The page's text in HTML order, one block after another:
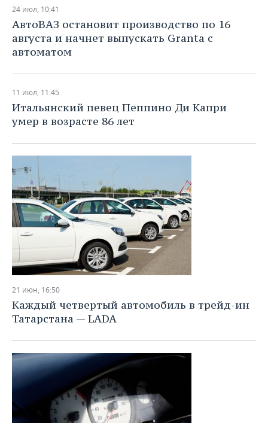
НЕФТЕХИМИЯ
НЕФТЬ
ОПК
РОЗНИЧНАЯ ТОРГОВЛЯ
ТРАНСПОРТ
УСЛУГИ
НОВОСТИ ТЕХНОЛОГИЙ
IT
МЕДИА
ТЕЛЕКОММУНИКАЦИИ
МЕРОПРИЯТИЯ
НОВОСТИ МЕРОПРИЯТИЙ
ВЫЕЗДНАЯ РЕДАКЦИЯ
БИЗНЕС-БРАНЧИ
ОТКРЫТАЯ ЛЕКЦИЯ
СПОРТ
НОВОСТИ СПОРТА
ФУТБОЛ
БАСКЕТБОЛ
ВОЛЕЙБОЛ
КИБЕРСПОРТ
ФИГУРНОЕ КАТАНИЕ
ВОДНЫЕ ВИДЫ СПОРТА
ХОККЕЙ С МЯЧОМ
ОБЩЕСТВО
НОВОСТИ ОБЩЕСТВА
ИНФРАСТРУКТУРА
ИСТОРИЯ
КУЛЬТУРА
МЕДИЦИНА
ОБРАЗОВАНИЕ
ПРОИСШЕСТВИЯ
ФОТОГАЛЕРЕЯ
СПРАВОЧНИК
СПИСОК ПЕРСОН
СПИСОК КОМПАНИЙ
ПОЛНАЯ ВЕРСИЯ
24 июл, 10:41
АвтоВАЗ остановит производство по 16
августа и начнет выпускать Granta с
автоматом
11 июл, 11:45
Итальянский певец Пеппино Ди Капри
умер в возрасте 86 лет
21 июн, 16:50
Каждый четвертый автомобиль в трейд-ин
Татарстана — LADA